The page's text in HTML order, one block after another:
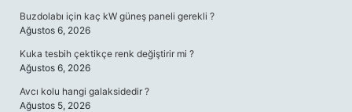
Buzdolabı için kaç kW güneş paneli gerekli ?
Ağustos 6, 2026
Kuka tesbih çektikçe renk değiştirir mi ?
Ağustos 6, 2026
Avcı kolu hangi galaksidedir ?
Ağustos 5, 2026